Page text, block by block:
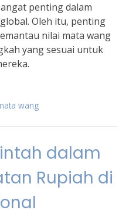
penting dalam
Oleh itu, penting
nilai mata wang
yang sesuai untuk
wang
dalam
Rupiah di